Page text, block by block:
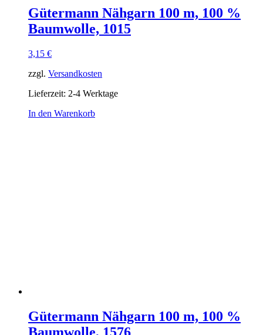
Gütermann Nähgarn 100 m, 100 %
Baumwolle, 1015
3,15 €
zzgl. Versandkosten
Lieferzeit: 2-4 Werktage
In den Warenkorb
Gütermann Nähgarn 100 m, 100 %